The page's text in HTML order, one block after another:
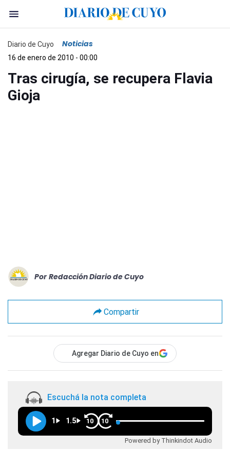
Diario de Cuyo Noticias
16 de enero de 2010 - 00:00
Tras cirugía, se recupera Flavia
Gioja
Por Redacción Diario de Cuyo
Compartir
Agregar Diario de Cuyo en
Escuchá la nota completa
1 1.5 10 10
Powered by Thinkindot Audio